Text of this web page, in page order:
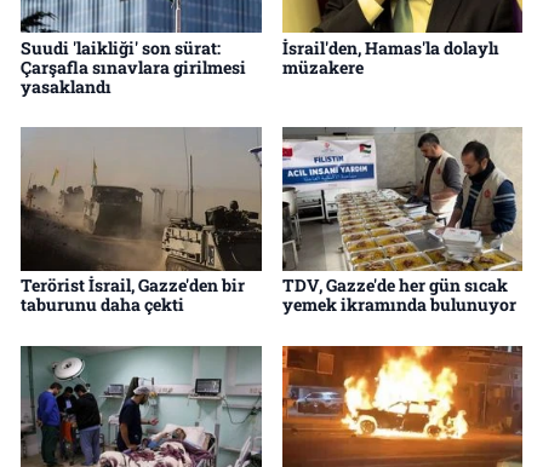
Suudi 'laikliği' son sürat:
Çarşafla sınavlara girilmesi
yasaklandı
İsrail'den, Hamas'la dolaylı
müzakere
Terörist İsrail, Gazze'den bir
taburunu daha çekti
TDV, Gazze'de her gün sıcak
yemek ikramında bulunuyor